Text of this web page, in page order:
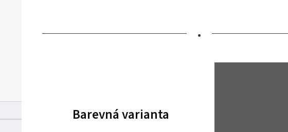
•
Barevná varianta